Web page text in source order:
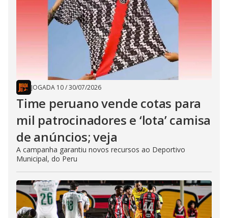
JOGADA 10/30/07/2026
Time peruano vende cotas para
mil patrocinadores e ‘lota’ camisa
de anúncios; veja
A campanha garantiu novos recursos ao Deportivo
Municipal, do Peru